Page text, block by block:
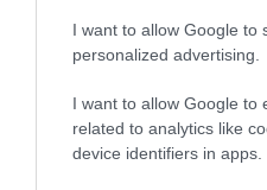
I want to allow Google to
personalized advertising.
I want to allow Google to
related to analytics like
device identifiers in apps.
tükrözik. A szerkesztőség mindössze a
kommenteket nem tudja befolyásolni -
tartalmazzák.
tartásával kommenteljenek!